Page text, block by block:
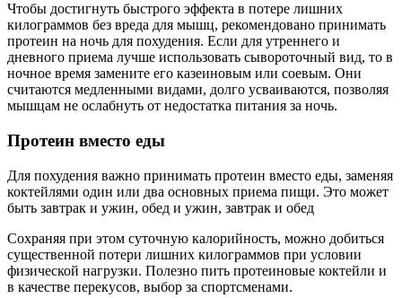
Чтобы достигнуть быстрого эффекта в потере лишних
килограммов без вреда для мышц, рекомендовано принимать
протеин на ночь для похудения. Если для утреннего и
дневного приема лучше использовать сывороточный вид, то в
ночное время замените его казеиновым или соевым. Они
считаются медленными видами, долго усваиваются, позволяя
мышцам не ослабнуть от недостатка питания за ночь.
Протеин вместо еды
Для похудения важно принимать протеин вместо еды, заменяя
коктейлями один или два основных приема пищи. Это может
быть завтрак и ужин, обед и ужин, завтрак и обед
Сохраняя при этом суточную калорийность, можно добиться
существенной потери лишних килограммов при условии
физической нагрузки. Полезно пить протеиновые коктейли и
в качестве перекусов, выбор за спортсменами.